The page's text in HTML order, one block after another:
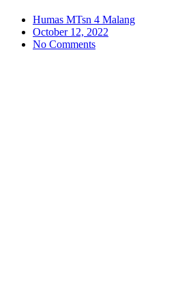
Humas MTsn 4 Malang
October 12, 2022
No Comments